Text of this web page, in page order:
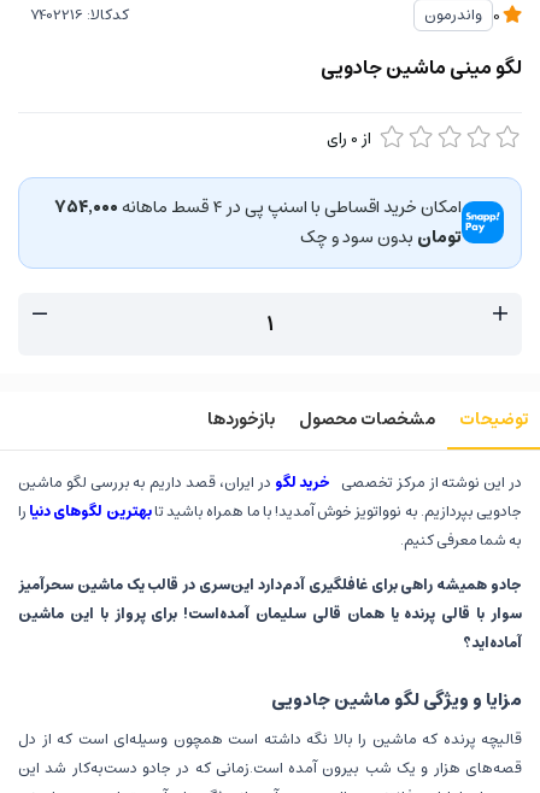
واندرمون کدکالا:
لگو مینی ماشین جادویی
از 0 رای
امکان خرید اقساطی با اسنپ پی در ۴ قسط ماهانه
۷۵۴٬۰۰۰
تومان بدون سود و چک
توضیحات مشخصات محصول بازخوردها
در این نوشته از مرکز تخصصی خرید لگو در ایران، قصد داریم به بررسی لگو ماشین
جادویی بپردازیم. به نوواتویز خوش آمدید! با ما همراه باشید تابهترین لگوهای دنیارا
به شما معرفی کنیم.
جادو همیشه راهی برای غافلگیری آدم‌دارد این‌سری در قالب یک ماشین سحرآمیز
سوار با قالی پرنده یا همان قالی سلیمان آمده‌است! برای پرواز با این ماشین
آماده‌اید؟
مزایا و ویژگی لگو ماشین جادویی
قالیچه پرنده که ماشین را بالا نگه داشته است همچون وسیله‌ای است که از دل
قصه‌های هزار و یک شب بیرون آمده است.زمانی که در جادو دست‌به‌کار شد این